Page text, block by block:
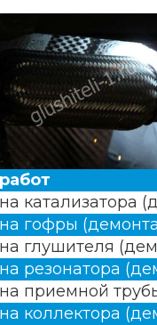
катализатора
гофры
глушителя
резонатора
приемной
коллектора